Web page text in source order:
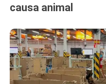
causa animal